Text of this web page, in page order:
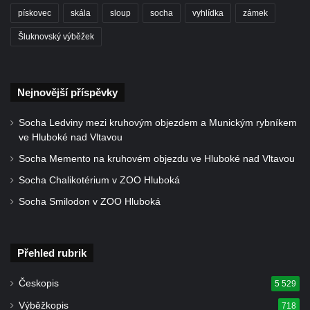
ZOO Dresden
Socha světce severně od Lužce nad
– Hořín u Lužce nad Vltavou
a 30. výročí listopadu 1989 v Hrobčicích
Hrobčic
Mirošovicích
Socha býka před areálem firmy 2JCP v
pískovec skála sloup socha vyhlídka zámek
Šluknovský výběžek
Nejnovější příspěvky
Socha Ledviny mezi kruhovým objezdem a Munickým rybníkem
ve Hluboké nad Vltavou
Socha Memento na kruhovém objezdu ve Hluboké nad Vltavou
Socha Chalikotérium v ZOO Hluboká
Socha Smilodon v ZOO Hluboká
Přehled rubrik
Českopis 5 529
Výběžkopis 718